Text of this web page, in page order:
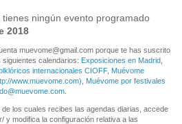
tienes ningún evento programado
2018
muevome@gmail.com porque te has suscrito
calendarios: Exposiciones en Madrid
internacionales CIOFF, Muévome
www.muevome.com)
Muévome por festivales
los cuales recibes las agendas diarias, accede
y modifica la configuración relativa a las